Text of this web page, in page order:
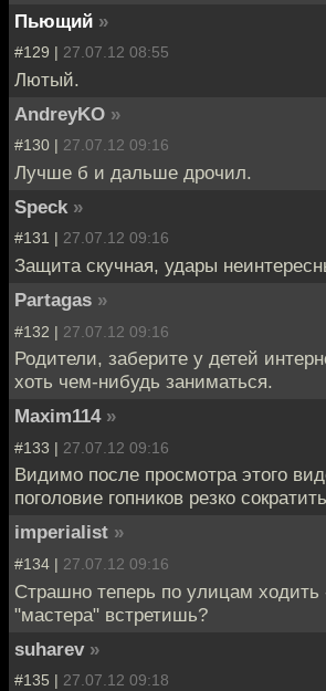
Пьющий »
#129 | 27.07.12 08:55
Лютый.
AndreyKO »
#130 | 27.07.12 09:16
Лучше б и дальше дрочил.
Speck »
#131 | 27.07.12 09:16
Защита скучная, удары
Partagas »
#132 | 27.07.12 09:16
Родители, заберите у детей
хоть чем-нибудь заниматься.
Maxim114 »
#133 | 27.07.12 09:16
Видимо после просмотра этого
поголовие гопников резко
imperialist »
#134 | 27.07.12 09:16
Страшно теперь по улицам ходить
"мастера" встретишь?
suharev »
#135 | 27.07.12 09:18